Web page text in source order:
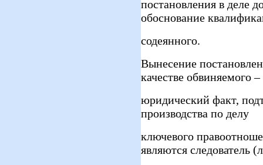
постановления в деле
обоснование
содеянного.
Вынесение
качестве обвиняемого –
юридический факт,
производства по делу
ключевого
являются следователь